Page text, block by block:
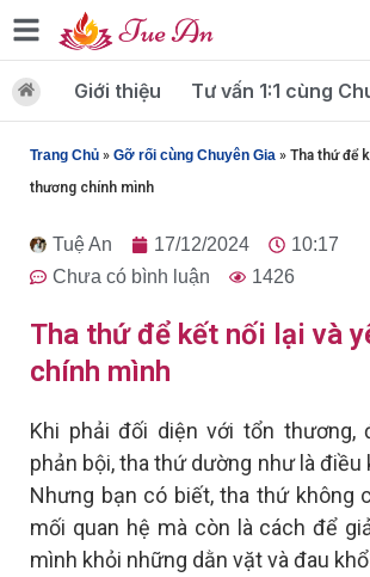
Giới thiệu Tư vấn 1:1 cùng
Trang Chủ » Gỡ rối cùng Chuyên Gia » Tha thứ để
thương chính mình
Tuệ An 17/12/2024
10:17
Chưa có bình luận
1426
Tha thứ để kết nối lại và
chính mình
Khi phải đối diện với tổn thương,
phản bội, tha thứ dường như là điều
Nhưng bạn có biết, tha thứ không
mối quan hệ mà còn là cách để
mình khỏi những dằn vặt và đau